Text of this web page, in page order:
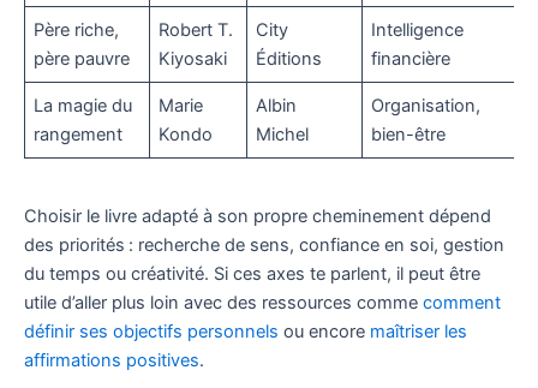
Père riche,
père pauvre
Robert T.
Kiyosaki
City
Éditions
Intelligence
financière
La magie du
rangement
Marie
Kondo
Albin
Michel
Organisation,
bien-être
Choisir le livre adapté à son propre cheminement dépend
des priorités : recherche de sens, confiance en soi, gestion
du temps ou créativité. Si ces axes te parlent, il peut être
utile d’aller plus loin avec des ressources comme comment
définir ses objectifs personnels ou encore maîtriser les
affirmations positives.